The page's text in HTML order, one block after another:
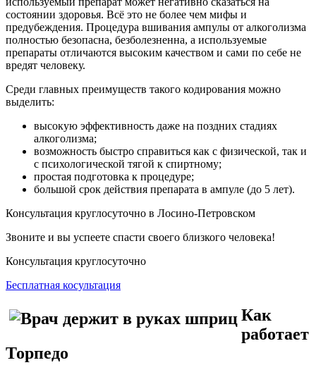
состоянии здоровья. Всё это не более чем мифы и
предубеждения. Процедура вшивания ампулы от алкоголизма
полностью безопасна, безболезненна, а используемые
препараты отличаются высоким качеством и сами по себе не
вредят человеку.
Среди главных преимуществ такого кодирования можно
выделить:
высокую эффективность даже на поздних стадиях
алкоголизма;
возможность быстро справиться как с физической, так и
с психологической тягой к спиртному;
простая подготовка к процедуре;
большой срок действия препарата в ампуле (до 5 лет).
Консультация круглосуточно в Лосино-Петровском
Звоните и вы успеете спасти своего близкого человека!
Консультация круглосуточно
Бесплатная косультация
Как
работает
Торпедо